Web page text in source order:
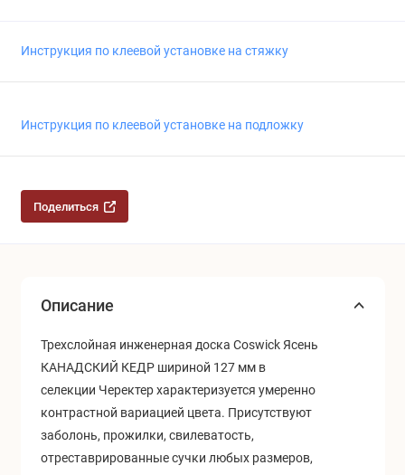
Поделиться
Инструкция по клеевой установке на стяжку
Инструкция по клеевой установке на подложку
Описание
Трехслойная инженерная доска Coswick Ясень
КАНАДСКИЙ КЕДР шириной 127 мм в
селекции Черектерхарактеризуется умеренно
контрастной вариацией цвета. Присутствуют
заболонь, прожилки, свилеватость,
отреставрированные сучки любых размеров,